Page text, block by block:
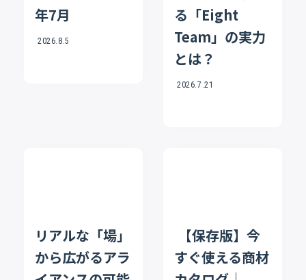
年7月
2026.8.5
る「Eight
Team」の実力
とは？
2026.7.21
リアルな「場」
から広がるアラ
【保存版】今
すぐ使える商材